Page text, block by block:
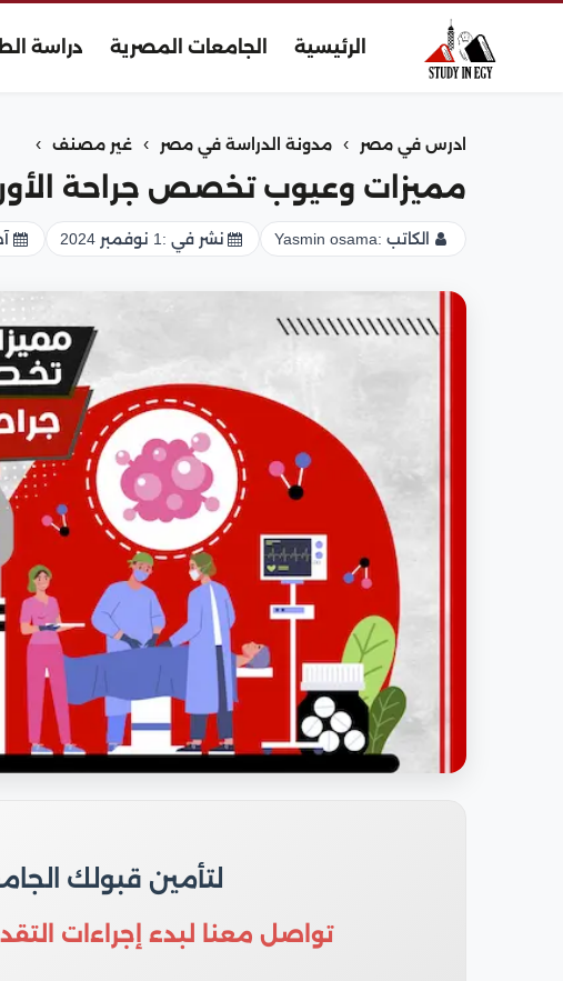
الرئيسية الجامعات المصرية دراسة
ادرس في مصر › مدونة الدراسة في مصر › غير مصنف ›
مميزات وعيوب تخصص جراحة
الكاتب :Yasmin osama نشر في : 1 نوفمبر 2024
لتأمين قبولك
تواصل معنا لبدء إجراءات